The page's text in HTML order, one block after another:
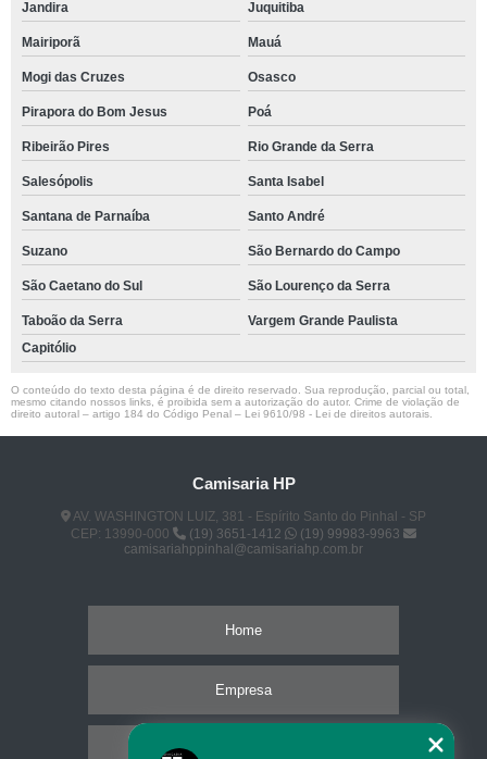
Jandira Juquitiba
Mairiporã Mauá
Mogi das Cruzes Osasco
Pirapora do Bom Jesus Poá
Ribeirão Pires Rio Grande da Serra
Salesópolis Santa Isabel
Santana de Parnaíba Santo André
Suzano São Bernardo do Campo
São Caetano do Sul São Lourenço da Serra
Taboão da Serra
Vargem Grande Paulista
Capitólio
O conteúdo do texto desta página é de direito reservado. Sua reprodução, parcial ou total,
mesmo citando nossos links, é proibida sem a autorização do autor. Crime de violação de
direito autoral – artigo 184 do Código Penal – Lei 9610/98 - Lei de direitos autorais
Camisaria HP
AV. WASHINGTON LUIZ, 381 - Espírito Santo do Pinhal - SP
CEP: 13990-000
(19) 3651-1412
(19) 99983-9963
camisariahppinhal@camisariahp.com.br
Home
Empresa